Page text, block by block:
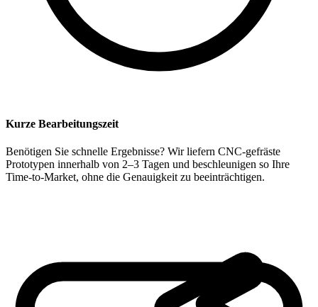
Kurze Bearbeitungszeit
Benötigen Sie schnelle Ergebnisse? Wir liefern CNC-gefräste
Prototypen innerhalb von 2–3 Tagen und beschleunigen so Ihre
Time-to-Market, ohne die Genauigkeit zu beeinträchtigen.